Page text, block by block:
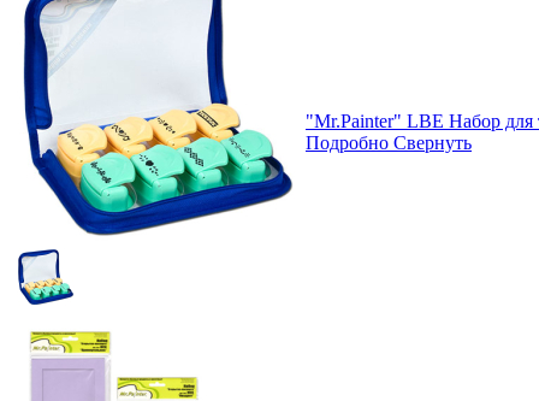
"Mr.Painter" LBE Набор для
Подробно Свернуть